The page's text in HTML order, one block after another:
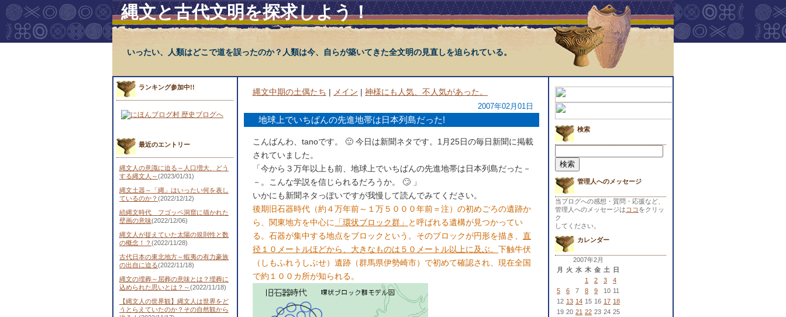
縄文と古代文明を探求しよう！
いったい、人類はどこで道を誤ったのか？人類は今、自らが築いてきた全文明の見直しを迫られている。
ランキング参加中!!
最近のエントリー
縄文人の意識に迫る～人口増大、どう
する縄文人～(2023/01/31)
縄文土器～「縄」はいったい何を表し
ているのか？ (2022/12/12)
続縄文時代 フゴッペ洞窟に描かれた
壁画の意味(2022/12/06)
縄文人が捉えていた太陽の規則性と数
の概念！？ (2022/11/28)
古代日本の東北地方～蝦夷の有力豪族
の出自に迫る(2022/11/18)
縄文の埋葬～屈葬の意味とは？埋葬に
込められた思いとは？～(2022/11/18)
【縄文人の世界観】縄文人は世界をど
うとらえていたのか？その自然観から
縄文中期の土偶たち | メイン | 神様にも人気、不人気があった。
2007年02月01日
地球上でいちばんの先進地帯は日本列島だった!
こんばんわ、tanoです。 🙂 今日は新聞ネタです。1月25日の毎日新聞に掲載
されていました。
「今から３万年以上も前、地球上でいちばんの先進地帯は日本列島だった－
－。こんな学説を信じられるだろうか。 🙄 」
いかにも新聞ネタっぽいですが我慢して読んでみてください。
後期旧石器時代（約４万年前～１万５０００年前＝注）の初めごろの遺跡か
ら、関東地方を中心に
「環状ブロック群」
と呼ばれる遺構が見つかってい
る。石器が集中する地点をブロックという。そのブロックが円形を描き、 直
径１０メートルほどから、大きなものは５０メートル以上に及ぶ。 下触牛伏
（しもふれうしぶせ）遺跡（群馬県伊勢崎市）で初めて確認され、現在全国
で約１００カ所が知られる。
検索
索:
管理人へのメッセージ
当ブログへの感想・質問・応援など、
管理人へのメッセージは ココ をクリッ
ク
してください。
カレンダー
2007年2月
月
火 水 木 金 土
日
1
2 3
4
5
6 7 8 9 10 11
12 13 14 15 16 17 18
19 20 21 22 23 24 25